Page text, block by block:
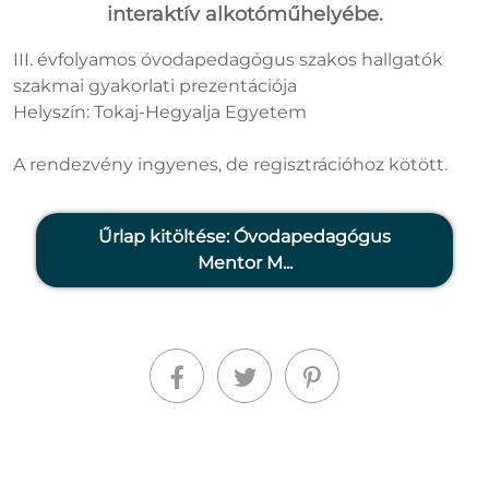
interaktív alkotóműhelyébe.
III. évfolyamos óvodapedagógus szakos hallgatók
szakmai gyakorlati prezentációja
Helyszín: Tokaj-Hegyalja Egyetem
A rendezvény ingyenes, de regisztrációhoz kötött.
Űrlap kitöltése: Óvodapedagógus
Mentor M...